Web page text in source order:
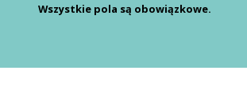
Wszystkie pola są obowiązkowe.